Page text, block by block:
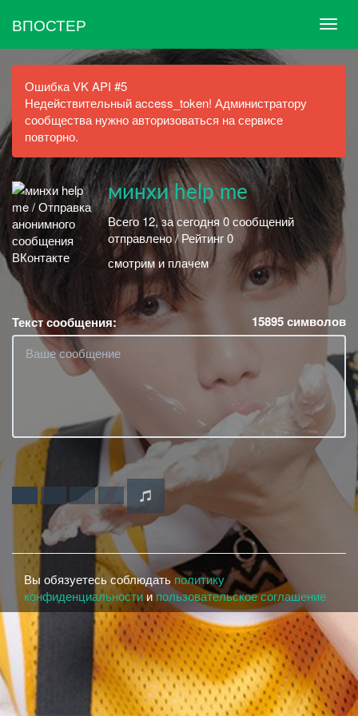
ВПОСТЕР
Ошибка VK API #5
Недействительный access_token! Администратору
сообщества нужно авторизоваться на сервисе
повторно.
минхи help me
Всего 12, за сегодня 0 сообщений
отправлено / Рейтинг 0
смотрим и плачем
Текст сообщения: 15895символов
Вы обязуетесь соблюдать политику
конфиденциальности ипользовательское соглашение